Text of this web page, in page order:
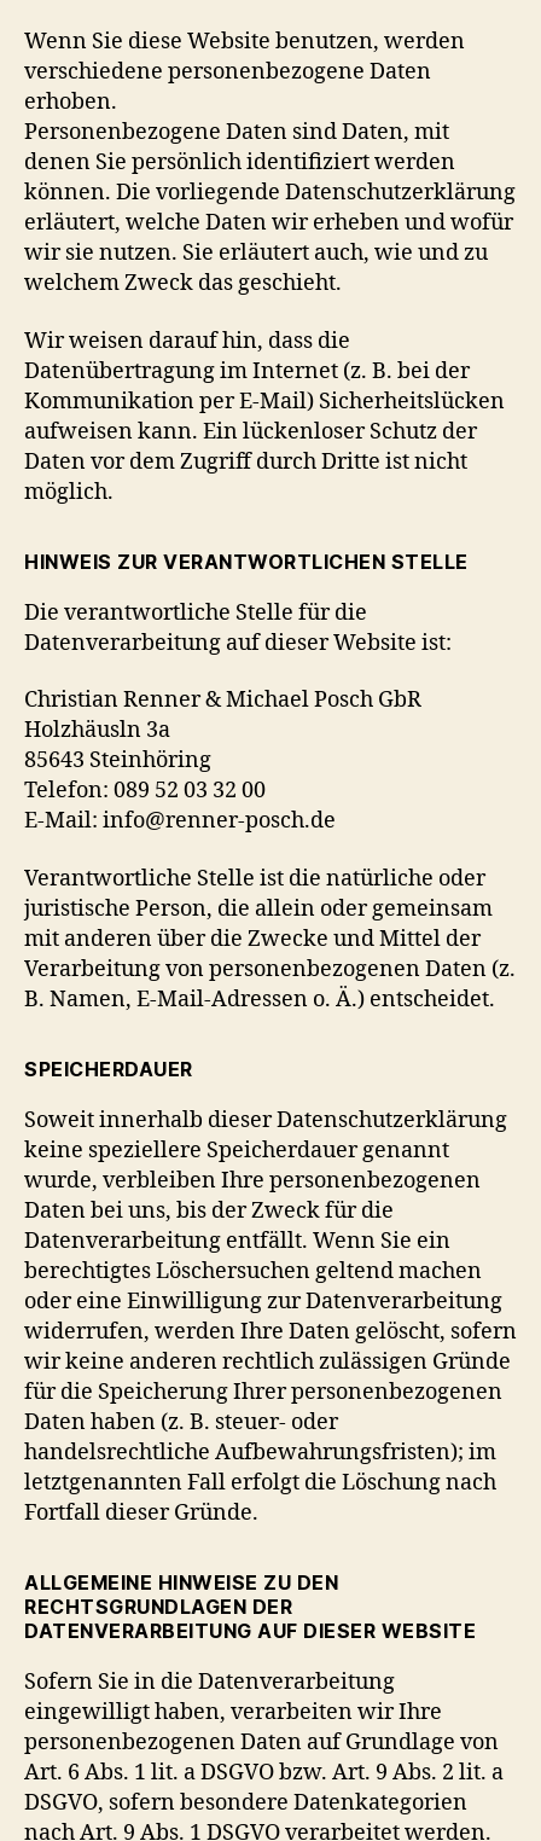
Wenn Sie diese Website benutzen, werden
verschiedene personenbezogene Daten
erhoben.
Personenbezogene Daten sind Daten, mit
denen Sie persönlich identifiziert werden
können. Die vorliegende Datenschutzerklärung
erläutert, welche Daten wir erheben und wofür
wir sie nutzen. Sie erläutert auch, wie und zu
welchem Zweck das geschieht.
Wir weisen darauf hin, dass die
Datenübertragung im Internet (z. B. bei der
Kommunikation per E-Mail) Sicherheitslücken
aufweisen kann. Ein lückenloser Schutz der
Daten vor dem Zugriff durch Dritte ist nicht
möglich.
HINWEIS ZUR VERANTWORTLICHEN STELLE
Die verantwortliche Stelle für die
Datenverarbeitung auf dieser Website ist:
Christian Renner & Michael Posch GbR
Holzhäusln 3a
85643 Steinhöring
Telefon: 089 52 03 32 00
E-Mail: info@renner-posch.de
Verantwortliche Stelle ist die natürliche oder
juristische Person, die allein oder gemeinsam
mit anderen über die Zwecke und Mittel der
Verarbeitung von personenbezogenen Daten (z.
B. Namen, E-Mail-Adressen o. Ä.) entscheidet.
SPEICHERDAUER
Soweit innerhalb dieser Datenschutzerklärung
keine speziellere Speicherdauer genannt
wurde, verbleiben Ihre personenbezogenen
Daten bei uns, bis der Zweck für die
Datenverarbeitung entfällt. Wenn Sie ein
berechtigtes Löschersuchen geltend machen
oder eine Einwilligung zur Datenverarbeitung
widerrufen, werden Ihre Daten gelöscht, sofern
wir keine anderen rechtlich zulässigen Gründe
für die Speicherung Ihrer personenbezogenen
Daten haben (z. B. steuer- oder
handelsrechtliche Aufbewahrungsfristen); im
letztgenannten Fall erfolgt die Löschung nach
Fortfall dieser Gründe.
ALLGEMEINE HINWEISE ZU DEN
RECHTSGRUNDLAGEN DER
DATENVERARBEITUNG AUF DIESER WEBSITE
Sofern Sie in die Datenverarbeitung
eingewilligt haben, verarbeiten wir Ihre
personenbezogenen Daten auf Grundlage von
Art. 6 Abs. 1 lit. a DSGVO bzw. Art. 9 Abs. 2 lit. a
DSGVO, sofern besondere Datenkategorien
nach Art. 9 Abs. 1 DSGVO verarbeitet werden.